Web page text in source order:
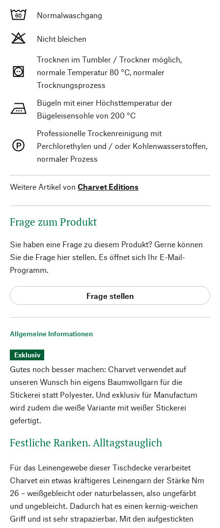
Allgemeine Informationen
Exklusiv
Gutes noch besser machen: Charvet verwendet auf
unseren Wunsch hin eigens Baumwollgarn für die
Stickerei statt Polyester. Und exklusiv für Manufactum
wird zudem die weiße Variante mit weißer Stickerei
gefertigt.
Festliche Ranken. Alltagstauglich
Für das Leinengewebe dieser Tischdecke verarbeitet
Charvet ein etwas kräftigeres Leinengarn der Stärke Nm
26 – weißgebleicht oder naturbelassen, also ungefärbt
und ungebleicht. Dadurch hat es einen kernig-weichen
Griff und ist sehr strapazierbar. Mit den aufgestickten
Normalwaschgang
Nicht bleichen
Trocknen im Tumbler / Trockner möglich,
normale Temperatur 80 °C, normaler
Trocknungsprozess
Bügeln mit einer Höchsttemperatur der
Bügeleisensohle von 200 °C
Professionelle Trockenreinigung mit
Perchlorethylen und / oder Kohlenwasserstoffen,
normaler Prozess
Weitere Artikel von Charvet Editions
Frage zum Produkt
Sie haben eine Frage zu diesem Produkt? Gerne können
Sie die Frage hier stellen. Es öffnet sich Ihr E-Mail-
Programm.
Frage stellen